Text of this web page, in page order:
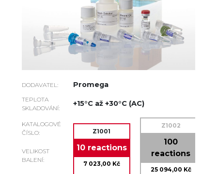
DODAVATEL: Promega
TEPLOTA
SKLADOVÁNÍ:
+15°C až +30°C (AC)
KATALOGOVÉ
ČÍSLO:
Z1001
10 reactions
7 023,00 Kč
Z1002
100
reactions
25 094,00 Kč
VELIKOST
BALENÍ: